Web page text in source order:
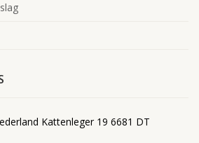
Kattenleger 19 6681 DT